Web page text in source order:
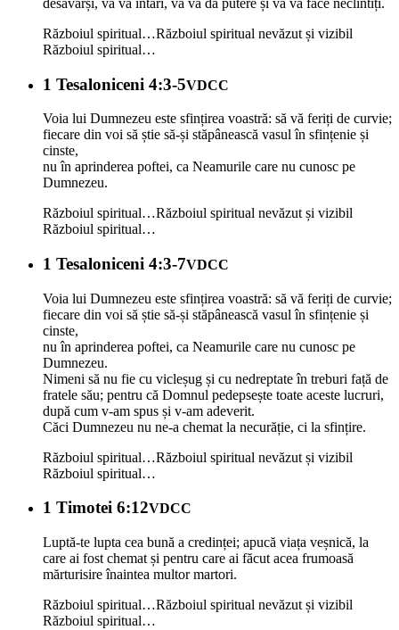
Războiul spiritual…Războiul spiritual nevăzut și vizibil
Războiul spiritual…
1 Tesaloniceni 4:3-5VDCC
Voia lui Dumnezeu este sfințirea voastră: să vă feriți de curvie;
fiecare din voi să știe să-și stăpânească vasul în sfințenie și
cinste,
nu în aprinderea poftei, ca Neamurile care nu cunosc pe
Dumnezeu.
Războiul spiritual…Războiul spiritual nevăzut și vizibil
Războiul spiritual…
1 Tesaloniceni 4:3-7VDCC
Voia lui Dumnezeu este sfințirea voastră: să vă feriți de curvie;
fiecare din voi să știe să-și stăpânească vasul în sfințenie și
cinste,
nu în aprinderea poftei, ca Neamurile care nu cunosc pe
Dumnezeu.
Nimeni să nu fie cu vicleșug și cu nedreptate în treburi față de
fratele său; pentru că Domnul pedepsește toate aceste lucruri,
după cum v-am spus și v-am adeverit.
Căci Dumnezeu nu ne-a chemat la necurăție, ci la sfințire.
Războiul spiritual…Războiul spiritual nevăzut și vizibil
Războiul spiritual…
1 Timotei 6:12VDCC
Luptă-te lupta cea bună a credinței; apucă viața veșnică, la
care ai fost chemat și pentru care ai făcut acea frumoasă
mărturisire înaintea multor martori.
Războiul spiritual…Războiul spiritual nevăzut și vizibil
Războiul spiritual…